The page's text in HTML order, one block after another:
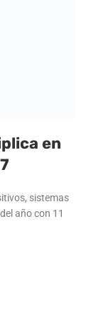
en
sistemas
año con 11